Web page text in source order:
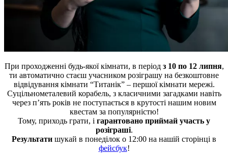
При проходженні будь-якої кімнати, в період з 10 по 12 липня,
ти автоматично стаєш учасником розіграшу на безкоштовне
відвідування кімнати “Титанік” – першої кімнати мережі.
Суцільнометалевий корабель, з класичними загадками навіть
через п’ять років не поступається в крутості нашим новим
квестам за популярністю!
Тому, приходь грати, і гарантовано приймай участь у
розіграші.
Результати шукай в понеділок о 12:00 на нашій сторінці в
фейсбук!